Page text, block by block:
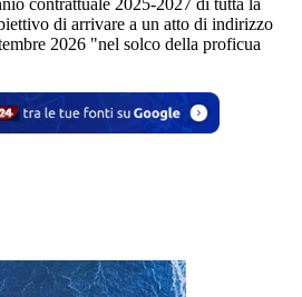
di arrivare a un atto di indirizzo
2026 "nel solco della proficua